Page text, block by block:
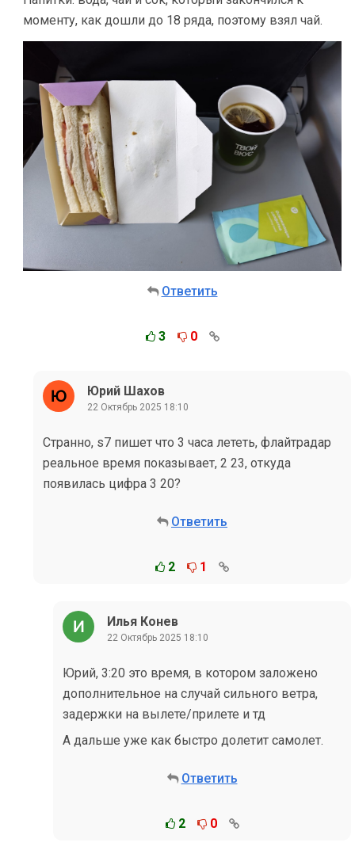
моменту, как дошли до 18 ряда, поэтому взял чай.
Ответить
3 0
Юрий Шахов
22 Октябрь 2025 18:10
Странно, s7 пишет что 3 часа лететь, флайтрадар
реальное время показывает, 2 23, откуда
появилась цифра 3 20?
Ответить
2 1
Илья Конев
22 Октябрь 2025 18:10
Юрий, 3:20 это время, в котором заложено
дополнительное на случай сильного ветра,
задержки на вылете/прилете и тд
А дальше уже как быстро долетит самолет.
Ответить
2 0